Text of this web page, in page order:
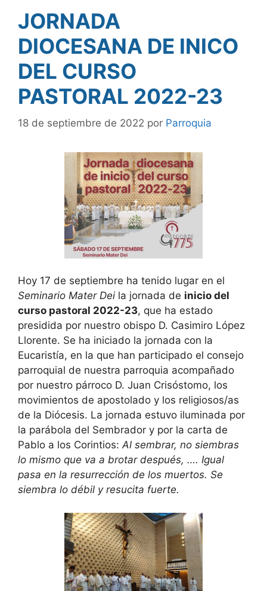
JORNADA
DIOCESANA DE INICO
DEL CURSO
PASTORAL 2022-23
18 de septiembre de 2022 por Parroquia
Hoy 17 de septiembre ha tenido lugar en el
Seminario Mater Dei la jornada de inicio del
curso pastoral 2022-23, que ha estado
presidida por nuestro obispo D. Casimiro López
Llorente. Se ha iniciado la jornada con la
Eucaristía, en la que han participado el consejo
parroquial de nuestra parroquia acompañado
por nuestro párroco D. Juan Crisóstomo, los
movimientos de apostolado y los religiosos/as
de la Diócesis. La jornada estuvo iluminada por
la parábola del Sembrador y por la carta de
Pablo a los Corintios: Al sembrar, no siembras
lo mismo que va a brotar después, …. Igual
pasa en la resurrección de los muertos. Se
siembra lo débil y resucita fuerte.